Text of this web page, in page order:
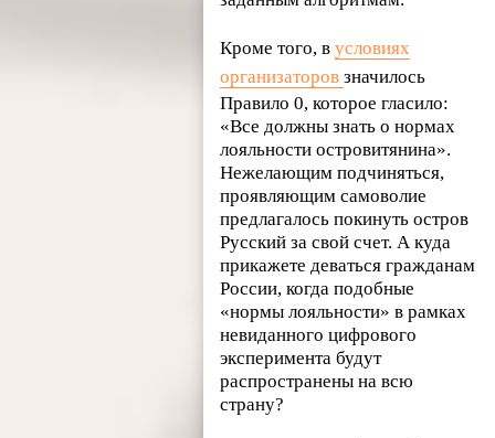
Кроме того, вусловиях
организаторовзначилось
Правило 0, которое гласило:
«Все должны знать о нормах
лояльности островитянина».
Нежелающим подчиняться,
проявляющим самоволие
предлагалось покинуть остров
Русский за свой счет. А куда
прикажете деваться гражданам
России, когда подобные
«нормы лояльности» в рамках
невиданного цифрового
эксперимента будут
распространены на всю
страну?